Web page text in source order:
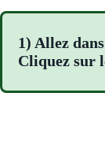
1) Allez
Cliquez sur